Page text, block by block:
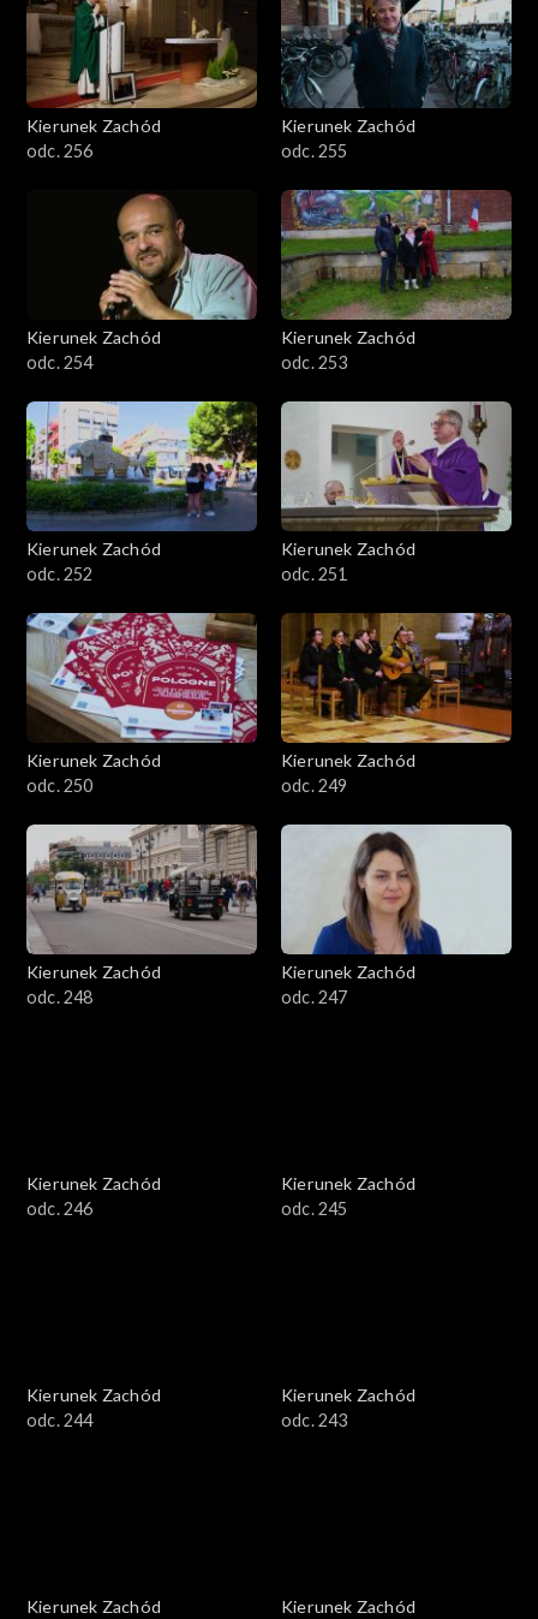
Kierunek Zachód
odc. 256
Kierunek Zachód
odc. 255
Kierunek Zachód
odc. 254
Kierunek Zachód
odc. 253
Kierunek Zachód
odc. 252
Kierunek Zachód
odc. 251
Kierunek Zachód
odc. 250
Kierunek Zachód
odc. 249
Kierunek Zachód
odc. 248
Kierunek Zachód
odc. 247
Kierunek Zachód
odc. 246
Kierunek Zachód
odc. 245
Kierunek Zachód
odc. 244
Kierunek Zachód
odc. 243
Kierunek Zachód Kierunek Zachód